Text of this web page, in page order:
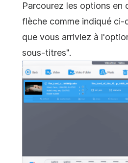
Parcourez les options en
flèche comme indiqué ci-
que vous arriviez à
sous-titres".